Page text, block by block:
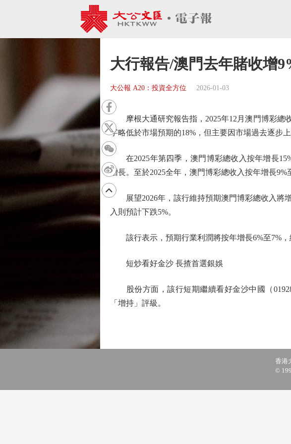
大行報告/澳門去年賭收增
大公報 A20：投資全方位 2026-01-03
摩根大通研究報告指，2025年12月澳門博彩總收
字略低於市場預期的18%，但主要因市場過去逐步
在2025年第四季，澳門博彩總收入按年增長15%
增長。至於2025全年，澳門博彩總收入按年增長9%
展望2026年，該行維持預期澳門博彩總收入將增
入則預計下跌5%。
該行表示，預期行業利潤將按年增長6%至7%，
短炒看好金沙 長揸首選銀娛
股份方面，該行短期繼續看好金沙中國（01928
「增持」評級。
香港
©